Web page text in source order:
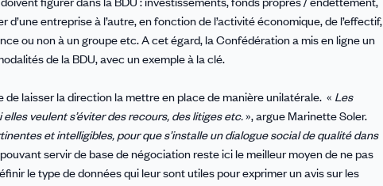
entreprise à l’autre, en fonction de l’activité économique, de l’effectif,
ou non à un groupe etc. A cet égard, la Confédération a mis en ligne un
de la BDU, avec un exemple à la clé.
laisser la direction la mettre en place de manière unilatérale. « Les
veulent s’éviter des recours, des litiges etc.», argue Marinette Soler.
et intelligibles, pour que s’installe un dialogue social de qualité dans
servir de base de négociation reste ici le meilleur moyen de ne pas
le type de données qui leur sont utiles pour exprimer un avis sur les